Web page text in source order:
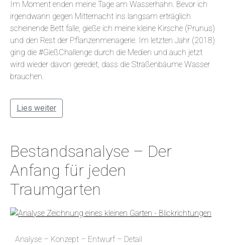
Im Moment enden meine Tage am Wasserhahn. Bevor ich
irgendwann gegen Mitternacht ins langsam erträglich
scheinende Bett falle, gieße ich meine kleine Kirsche (Prunus)
und den Rest der Pflanzenmenagerie. Im letzten Jahr (2018)
ging die #GießChallenge durch die Medien und auch jetzt
wird wieder davon geredet, dass die Straßenbäume Wasser
brauchen.
Lies weiter
Bestandsanalyse – Der
Anfang für jeden
Traumgarten
Analyse – Konzept – Entwurf – Detail